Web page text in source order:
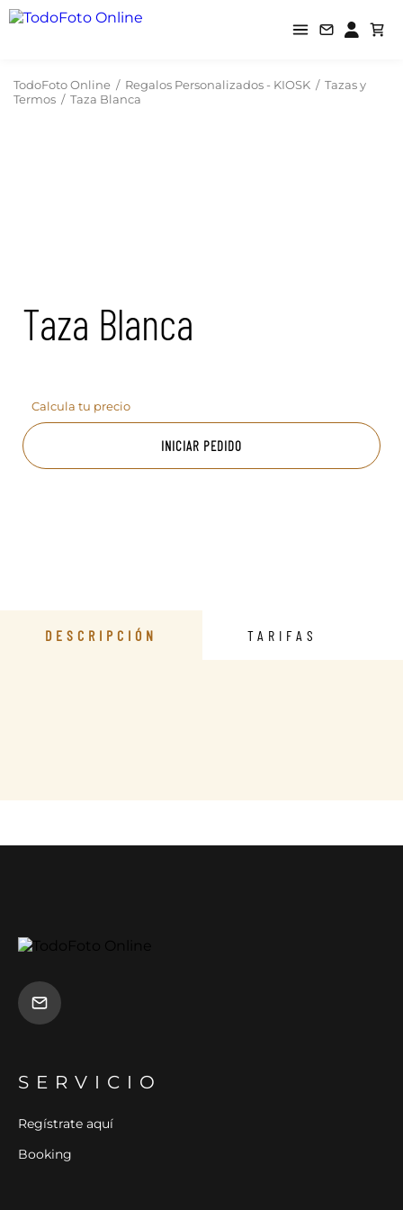
TodoFoto Online / Regalos Personalizados - KIOSK / Tazas y
Termos / Taza Blanca
Taza Blanca
Calcula tu precio
INICIAR PEDIDO
DESCRIPCIÓN TARIFAS
SERVICIO
Regístrate aquí
Booking